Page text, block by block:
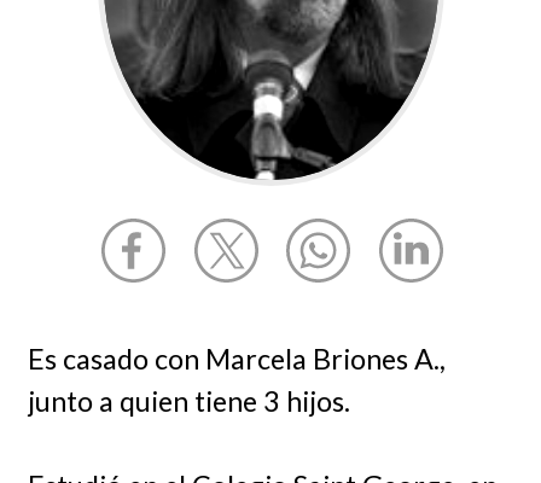
Es casado con Marcela Briones A.,
junto a quien tiene 3 hijos.